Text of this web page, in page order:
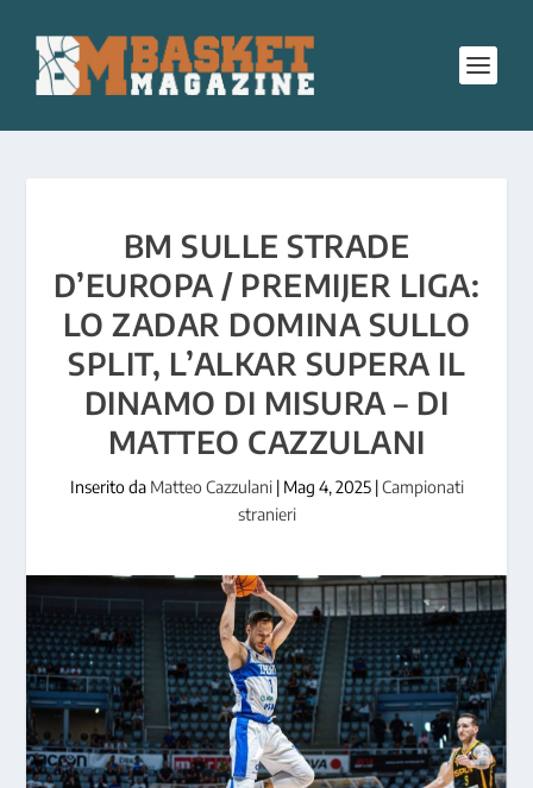
BM SULLE STRADE
D’EUROPA / PREMIJER LIGA:
LO ZADAR DOMINA SULLO
SPLIT, L’ALKAR SUPERA IL
DINAMO DI MISURA – DI
MATTEO CAZZULANI
Inserito da Matteo Cazzulani| Mag 4, 2025|Campionati
stranieri